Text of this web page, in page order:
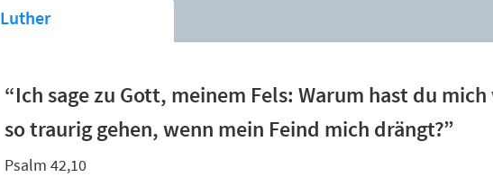
Luther
“Ich sage zu Gott, meinem Fels: Warum hast du
so traurig gehen, wenn mein Feind mich drängt?”
Psalm 42,10